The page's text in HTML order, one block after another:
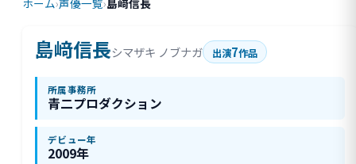
島﨑信長シマザキ ノブナガ 出演7作品
所属事務所
青二プロダクション
デビュー年
2009年